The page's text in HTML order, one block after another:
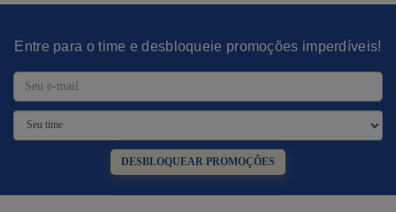
Entre para o time e desbloqueie promoções imperdíveis!
DESBLOQUEAR PROMOÇÕES